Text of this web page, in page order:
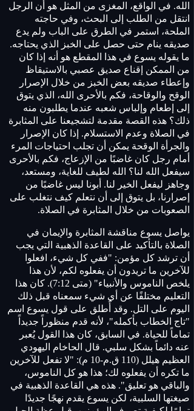
الله. في الواقع، المغزى من المثل هو أن الرجل
انتقل من الطلب إلى البحث، وفي حاجته
الملحة، استمر في الطرق على الباب ولم يدع
صديقه ينام حتى حصل على الخبز الذي يحتاجه.
ما يقوله يسوع في هذا المقطع هو أنه إذا كان
من الممكن إقناع صديق عصبي بالاستيقاظ
وإعطاء صديقه بعض الخبز من خلال الإصرار
الوقح والوقاحة، فكم بالأحرى الله، الذي يتوق
إلى إطعام وإلباس شعبه عندما يطلبون منه
ذلك؟ هذه القصة مقدمة لتشجيعنا على المثابرة
في الصلاة وعدم الاستسلام. إذا كان الإصرار
والجرأة الوقحة يمكن أن تجلب احتياجات المرء
أمام رجل كان غاضبًا من الإزعاج، فكم بالأحرى
سيفعل الله لنا؟ الله لطيف للغاية، ومستعد،
وجاهز ليفعل الخير لنا. أبونا ليس غاضبًا من
إصرارنا، بل يتوق إلى أن نتعلم كيف نتغلب على
الصعوبات من خلال المثابرة في الصلاة.
يواصل يسوع مناقشة المثابرة والإيمان في
الصلاة بالتأكيد على القاعدة الذهبية التي يجب
أن ترشد كل مؤمن: "ففي كل شيء، افعلوا
للآخرين ما تريدون أن يفعلوه لكم، لأن هذا
يلخص الناموس والأنبياء" (متى 7:12). كان هذا
التعليم مختلفًا عن أي شيء سمعناه قبل ذلك
اليوم على التل. وقد أُطلق على قول يسوع اسم
"تاج الخطاب بأكمله"، لأنه قدم منظوراً جديداً
تماماً للحياة. في السابق، كان هذا القول يُعبر
عنه دائماً بشكل سلبي. قال الحاخام اليهودي
العظيم هيلل (110 ق.م-10 م): "لا تفعل للآخرين
ما تكره أن يفعلوه لك؛ هذا هو كل الناموس،
والباقي هو تعليق". هذه هي القاعدة الذهبية في
صيغتها السلبية، لكن يسوع يقدم نهجًا جديدًا